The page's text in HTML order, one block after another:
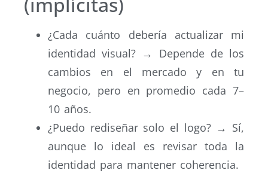
¿Cada cuánto debería actualizar mi
identidad visual? → Depende de los
cambios en el mercado y en tu
negocio, pero en promedio cada 7–
10 años.
¿Puedo rediseñar solo el logo? → Sí,
aunque lo ideal es revisar toda la
identidad para mantener coherencia.